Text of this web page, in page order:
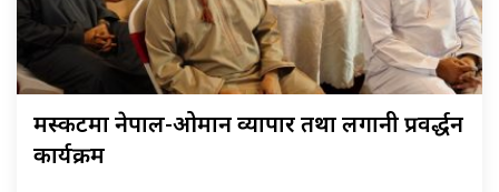
मस्कटमा नेपाल-ओमान व्यापार तथा लगानी प्रवर्द्धन
कार्यक्रम